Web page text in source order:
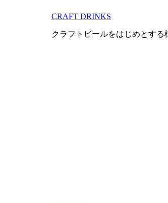
CRAFT DRINKS
クラフトビールをはじめとす